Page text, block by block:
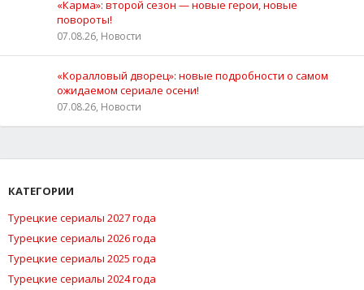
«Карма»: второй сезон — новые герои, новые
повороты!
07.08.26, Новости
«Коралловый дворец»: новые подробности о самом
ожидаемом сериале осени!
07.08.26, Новости
КАТЕГОРИИ
Турецкие сериалы 2027 года
Турецкие сериалы 2026 года
Турецкие сериалы 2025 года
Турецкие сериалы 2024 года